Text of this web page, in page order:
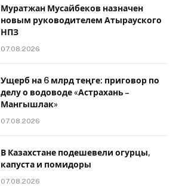
Муратжан Мусайбеков назначен
новым руководителем Атырауского
НПЗ
07.08.2026
Ущерб на 6 млрд теңге: приговор по
делу о водоводе «Астрахань –
Мангышлак»
07.08.2026
В Казахстане подешевели огурцы,
капуста и помидоры
07.08.2026